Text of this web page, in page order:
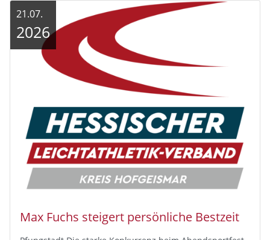
Max Fuchs steigert persönliche Bestzeit
21.07.
2026